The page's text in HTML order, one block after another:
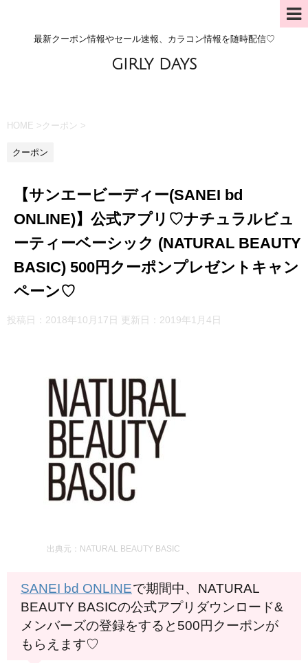
最新クーポン情報やセール速報、カラコン情報を随時配信♡
GIRLY DAYS
HOME > クーポン >
クーポン
【サンエービーディー(SANEI bd
ONLINE)】公式アプリ♡ナチュラルビュ
ーティーベーシック (NATURAL BEAUTY
BASIC) 500円クーポンプレゼントキャン
ペーン♡
投稿日：2018年10月17日 更新日： 2019年1月4日
出典元：NATURAL BEAUTY BASIC
SANEI bd ONLINEで期間中、NATURAL
BEAUTY BASICの公式アプリダウンロード&
メンバーズの登録をすると500円クーポンが
もらえます♡